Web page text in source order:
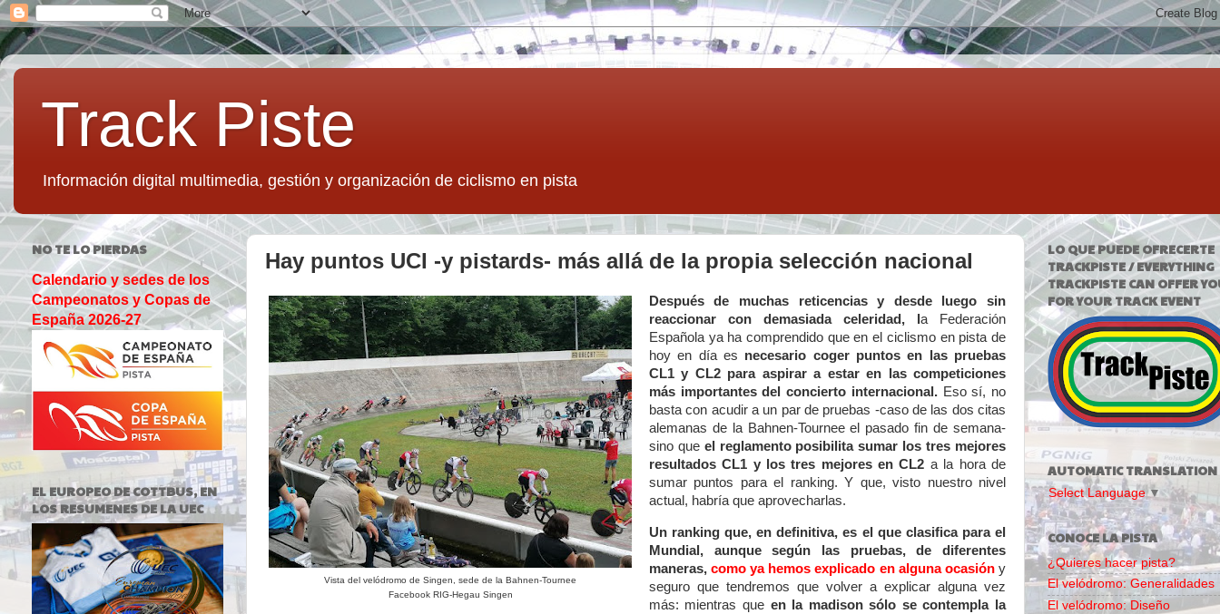
Track Piste
Información digital multimedia, gestión y organización de ciclismo en pista
Hay puntos UCI -y pistards- más allá de la propia selección nacional
Vista del velódromo de Singen, sede de la Bahnen-Tournee
Facebook RIG-Hegau Singen
Después de muchas reticencias y desde luego sin
reaccionar con demasiada celeridad , l a Federación
Española ya ha comprendido que en el ciclismo en pista de
hoy en día es necesario coger puntos en las pruebas
CL1 y CL2 para aspirar a estar en las competiciones
más importantes del concierto internacional . Eso sí, no
basta con acudir a un par de pruebas -caso de las dos citas
alemanas de la Bahnen-Tournee el pasado fin de semana-
sino que el reglamento posibilita sumar lostres mejores
resultados CL1 y los tres mejores en CL2 a la hora de
sumar puntos para el ranking. Y que, visto nuestro nivel
actual, habría que aprovecharlas.
Un ranking que, en definitiva, es el que clasifica para el
Mundial, aunque según las pruebas, de diferentes
maneras, como ya hemos explicado en alguna ocasióny
seguro que tendremos que volver a explicar alguna vez
más: mientras que en la madison sólo se contempla la
NO TE LO PIERDAS
Calendario y sedes de los
Campeonatos y Copas de
España 2026-27
EL EUROPEO DE COTTBUS, EN
LOS RESUMENES DE LA UEC
LO QUE PUEDE OFRECERTE
TRACKPISTE / EVERYTHING
TRACKPISTE CAN OFFER
FOR YOUR TRACK EVENT
AUTOMATIC TRANSLATION
Select Language ▼
CONOCE LA PISTA
¿Quieres hacer pista?
El velódromo: Generalidades
El velódromo: Diseño